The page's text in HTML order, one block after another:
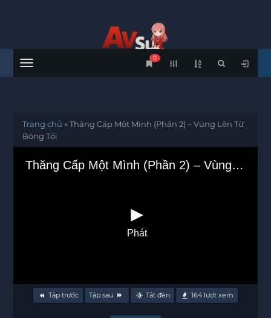
Menu
0
Trang chủ »Thăng Cấp Một Mình (Phần 2) – Vùng Lên Từ
Bóng Tối
Thăng Cấp Một Mình (Phần 2) – Vùng Lên Từ Bóng Tối
Phát
Tập trước Tập sau Tắt đèn 164 lượt xem